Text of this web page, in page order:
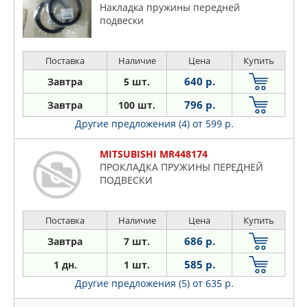
Накладка пружины передней
подвески
Поставка Наличие Цена Купить
Завтра 5 шт. 640 р.
Завтра 100 шт. 796 р.
Другие предложения (4) от 599 р.
MITSUBISHI MR448174
ПРОКЛАДКА ПРУЖИНЫ ПЕРЕДНЕЙ
ПОДВЕСКИ
Поставка Наличие Цена Купить
Завтра 7 шт. 686 р.
1 дн. 1 шт. 585 р.
Другие предложения (5) от 635 р.